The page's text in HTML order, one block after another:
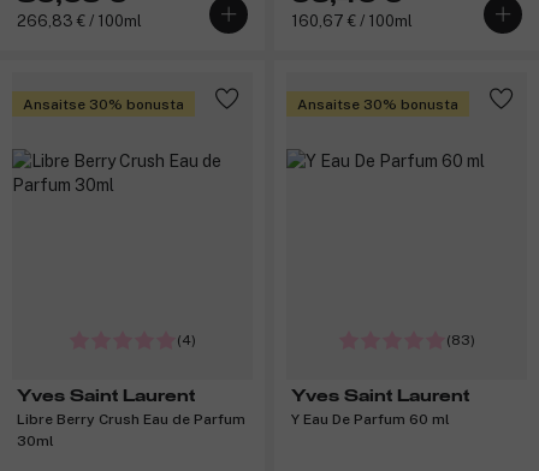
266,83 € / 100ml 160,67 € / 100ml
Ansaitse 30% bonusta
(4)
Yves Saint Laurent
Libre Berry Crush Eau de Parfum
30ml
Ansaitse 30% bonusta
(83)
Yves Saint Laurent
Y Eau De Parfum 60 ml